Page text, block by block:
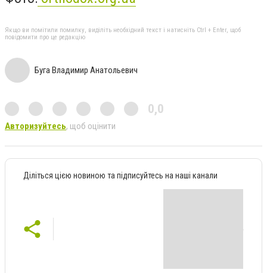
Якщо ви помітили помилку, виділіть необхідний текст і натисніть Ctrl + Enter, щоб
повідомити про це редакцію
Буга Владимир Анатольевич
0,0
Авторизуйтесь, щоб оцінити
Діліться цією новиною та підписуйтесь на наші канали